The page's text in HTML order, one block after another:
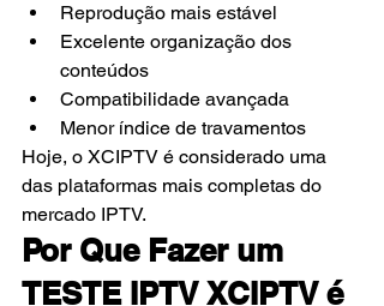
Reprodução mais estável
Excelente organização dos
conteúdos
Compatibilidade avançada
Menor índice de travamentos
Hoje, o XCIPTV é considerado uma
das plataformas mais completas do
mercado IPTV.
Por Que Fazer um
TESTE IPTV XCIPTV é